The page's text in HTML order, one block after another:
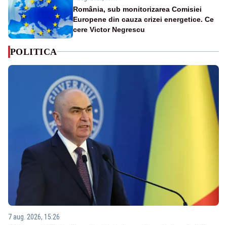
România, sub monitorizarea Comisiei
Europene din cauza crizei energetice. Ce
cere Victor Negrescu
POLITICA
7 aug. 2026, 15:26